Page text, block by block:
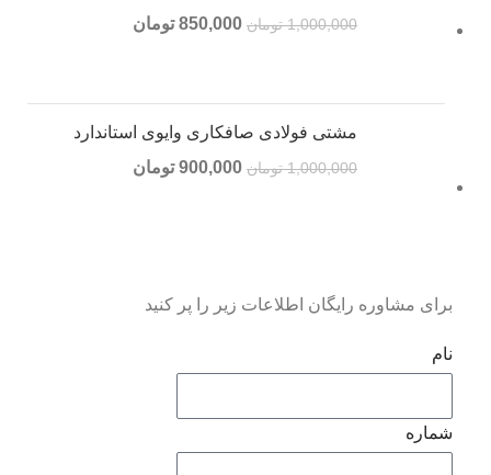
1,000,000 تومان 850,000 تومان
مشتی فولادی صافکاری وایوی استاندارد
1,000,000 تومان 900,000 تومان
برای مشاوره رایگان اطلاعات زیر را پر کنید
نام
شماره